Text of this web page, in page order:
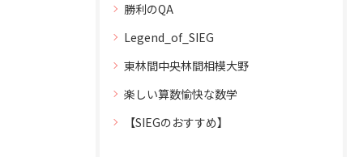
勝利のQA
Legend_of_SIEG
東林間中央林間相模大野
楽しい算数愉快な数学
【SIEGのおすすめ】